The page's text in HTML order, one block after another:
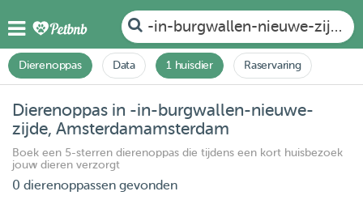
-in-burgwallen-nieuwe-zijde,
Dierenoppas Data 1 huisdier Raservaring
Dierenoppas in -in-burgwallen-nieuwe-
zijde, Amsterdamamsterdam
Boek een 5-sterren dierenoppas die tijdens een kort huisbezoek
jouw dieren verzorgt
0 dierenoppassen gevonden